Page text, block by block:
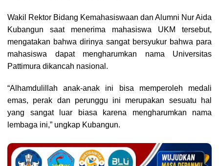
Wakil Rektor Bidang Kemahasiswaan dan Alumni Nur Aida
Kubangun saat menerima mahasiswa UKM tersebut,
mengatakan bahwa dirinya sangat bersyukur bahwa para
mahasiswa dapat mengharumkan nama Universitas
Pattimura dikancah nasional.
“Alhamdulillah anak-anak ini bisa memperoleh medali
emas, perak dan perunggu ini merupakan sesuatu hal
yang sangat luar biasa karena mengharumkan nama
lembaga ini,” ungkap Kubangun.